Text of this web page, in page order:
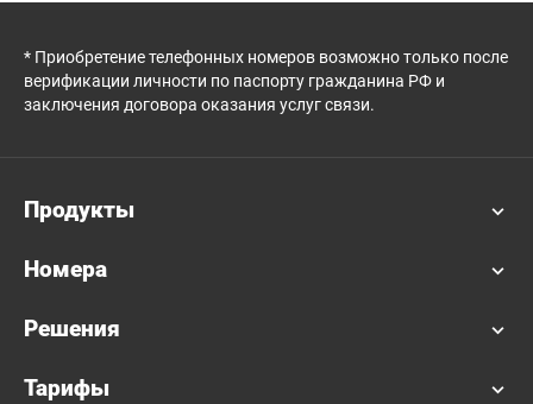
* Приобретение телефонных номеров возможно только после
верификации личности по паспорту гражданина РФ и
заключения договора оказания услуг связи.
Продукты
Номера
Решения
Тарифы